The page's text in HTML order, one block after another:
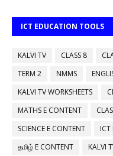
ICT EDUCATION TOOLS
KALVI TV CLASS 8
TERM 2
NMMS
KALVI TV WORKSHEETS
MATHS E CONTENT
SCIENCE E CONTENT
தமிழ் E CONTENT
KALVI